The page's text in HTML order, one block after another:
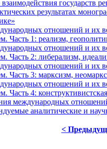
результатах
отношений и их
Часть 1: реализм,
отношений и их
Часть 2: либерализм,
отношений и их
Часть 3: марксизм,
отношений и их
Часть 4:
международных
аналитические и
<